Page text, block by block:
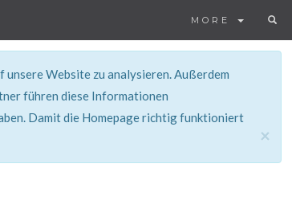
MORE
Website zu analysieren. Außerdem
führen diese Informationen
Damit die Homepage richtig funktioniert
×